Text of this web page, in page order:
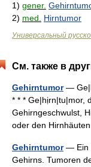
1) gener.
2) med. Hirntumor
Универсальный
См. также в
Gehirntumor—
* * * Ge|hịrn|tu|mor,
Gehirngeschwulst,
oder den
Gehirntumor— Ein
Gehirns. Tumoren